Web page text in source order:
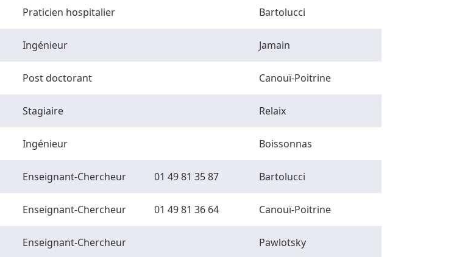
Praticien hospitalier Bartolucci
Ingénieur Jamain
Post doctorant Canouï-Poitrine
Stagiaire Relaix
Ingénieur Boissonnas
Enseignant-Chercheur 01 49 81 35 87 Bartolucci
Enseignant-Chercheur 01 49 81 36 64 Canouï-Poitrine
Enseignant-Chercheur Pawlotsky